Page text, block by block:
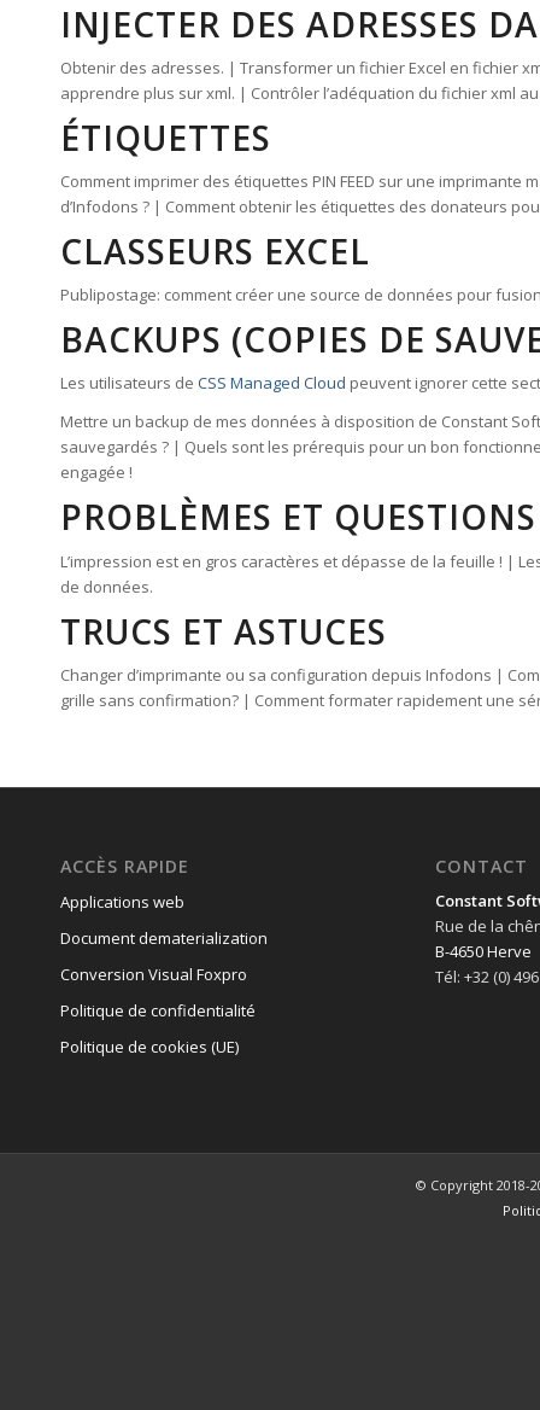
INJECTER DES ADRESSES
Obtenir des adresses. | Transformer un fichier Excel en fichier
apprendre plus sur xml. | Contrôler l’adéquation du fichier xml
ÉTIQUETTES
Comment imprimer des étiquettes PIN FEED sur une
d’Infodons ? | Comment obtenir les étiquettes des donateurs
CLASSEURS EXCEL
Publipostage: comment créer une source de données pour
BACKUPS (COPIES DE
Les utilisateurs de CSS Managed Cloud peuvent ignorer cette
Mettre un backup de mes données à disposition de Constant
sauvegardés ? | Quels sont les prérequis pour un bon
engagée !
PROBLÈMES ET
L’impression est en gros caractères et dépasse de la feuille ! |
de données.
TRUCS ET ASTUCES
Changer d’imprimante ou sa configuration depuis Infodons |
grille sans confirmation? | Comment formater rapidement une
ACCÈS RAPIDE
Applications web
Document dematerialization
Conversion Visual Foxpro
Politique de confidentialité
Politique de cookies (UE)
CONTACT
Constant
Rue de la
B-4650 Herve
Tél: +32 (0)
© Copyright 2018-